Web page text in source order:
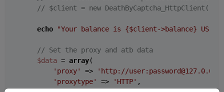
// $client = new
echo "Your balance is {$client->balance} US
// Set the proxy and atb data
$data = array(
'proxy'
=>
'http://
'proxytype'
=> 'HTTP' ,